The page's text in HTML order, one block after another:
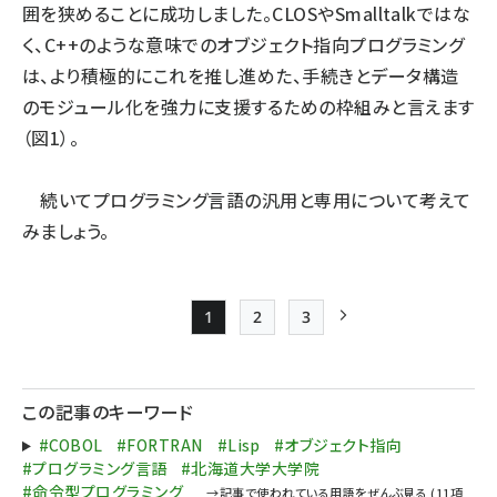
囲を狭めることに成功しました。CLOSやSmalltalkではな
く、C++のような意味でのオブジェクト指向プログラミング
は、より積極的にこれを推し進めた、手続きとデータ構造
のモジュール化を強力に支援するための枠組みと言えます
（図1）。
続いてプログラミング言語の汎用と専用について考えて
みましょう。
送
り
Page
1
Page
2
Page
3
この記事のキーワード
#COBOL #FORTRAN #Lisp
#オブジェクト指向
#プログラミング言語
#北海道大学大学院
#命令型プログラミング